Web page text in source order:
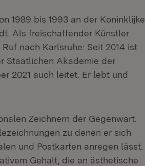
1989 bis 1993 an der Koninklijke
Als freischaffender Künstler
nach Karlsruhe: Seit 2014 ist
Staatlichen Akademie der
2021 auch leitet. Er lebt und
Zeichnern der Gegenwart.
zu denen er sich
und Postkarten anregen lässt.
Gehalt, die an ästhetische